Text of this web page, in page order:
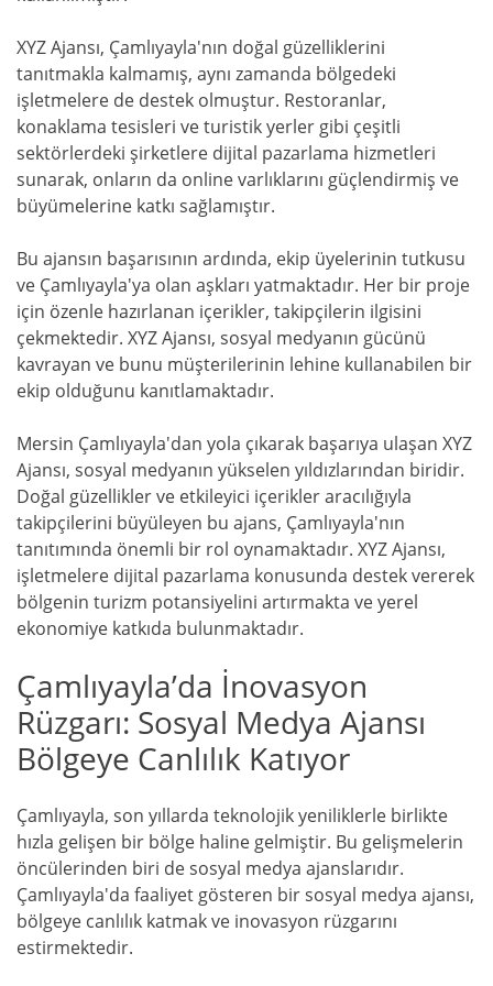
XYZ Ajansı, Çamlıyayla'nın doğal güzelliklerini
tanıtmakla kalmamış, aynı zamanda bölgedeki
işletmelere de destek olmuştur. Restoranlar,
konaklama tesisleri ve turistik yerler gibi çeşitli
sektörlerdeki şirketlere dijital pazarlama hizmetleri
sunarak, onların da online varlıklarını güçlendirmiş ve
büyümelerine katkı sağlamıştır.
Bu ajansın başarısının ardında, ekip üyelerinin tutkusu
ve Çamlıyayla'ya olan aşkları yatmaktadır. Her bir proje
için özenle hazırlanan içerikler, takipçilerin ilgisini
çekmektedir. XYZ Ajansı, sosyal medyanın gücünü
kavrayan ve bunu müşterilerinin lehine kullanabilen bir
ekip olduğunu kanıtlamaktadır.
Mersin Çamlıyayla'dan yola çıkarak başarıya ulaşan XYZ
Ajansı, sosyal medyanın yükselen yıldızlarından biridir.
Doğal güzellikler ve etkileyici içerikler aracılığıyla
takipçilerini büyüleyen bu ajans, Çamlıyayla'nın
tanıtımında önemli bir rol oynamaktadır. XYZ Ajansı,
işletmelere dijital pazarlama konusunda destek vererek
bölgenin turizm potansiyelini artırmakta ve yerel
ekonomiye katkıda bulunmaktadır.
Çamlıyayla’da İnovasyon
Rüzgarı: Sosyal Medya Ajansı
Bölgeye Canlılık Katıyor
Çamlıyayla, son yıllarda teknolojik yeniliklerle birlikte
hızla gelişen bir bölge haline gelmiştir. Bu gelişmelerin
öncülerinden biri de sosyal medya ajanslarıdır.
Çamlıyayla'da faaliyet gösteren bir sosyal medya ajansı,
bölgeye canlılık katmak ve inovasyon rüzgarını
estirmektedir.